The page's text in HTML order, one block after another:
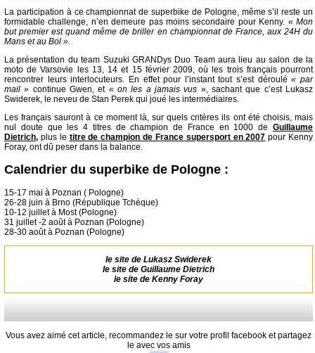
La participation à ce championnat de superbike de Pologne, même s’il reste un
formidable challenge, n’en demeure pas moins secondaire pour Kenny. « Mon
but premier est quand même de briller en championnat de France, aux 24H du
Mans et au Bol ».
La présentation du team Suzuki GRANDys Duo Team aura lieu au salon de la
moto de Varsovie les 13, 14 et 15 février 2009, où les trois français pourront
rencontrer leurs interlocuteurs. En effet pour l’instant tout s’est déroulé« par
mail » continue Gwen, et « on les a jamais vus », sachant que c’est Lukasz
Swiderek, le neveu de Stan Perek qui joué les intermédiaires.
Les français sauront à ce moment là, sur quels critères ils ont été choisis, mais
nul doute que les 4 titres de champion de France en 1000 deGuillaume
Dietrich, plus le titre de champion de France supersport en 2007 pour Kenny
Foray, ont dû peser dans la balance.
Calendrier du superbike de Pologne :
15-17 mai à Poznan ( Pologne)
26-28 juin à Brno (République Tchèque)
10-12 juillet à Most (Pologne)
31 juillet -2 août à Poznan (Pologne)
28-30 août à Poznan (Pologne)
le site deLukasz Swiderek
le site deGuillaume Dietrich
le site deKenny Foray
Vous avez aimé cet article, recommandez le sur votre profil facebook et partagez
le avec vos amis